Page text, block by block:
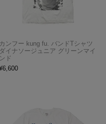
カンフー kung fu. バンドTシャツ
ダイナソージュニア グリーンマイ
ンド
6,600